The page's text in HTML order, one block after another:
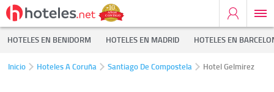
HOTELES EN BENIDORM HOTELES EN MADRID HOTELES EN
Inicio Hoteles A Coruña Santiago De Compostela Hotel Gelmirez